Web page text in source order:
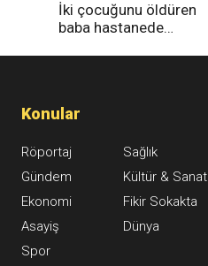
İki çocuğunu öldüren
baba hastanede
Konular
Röportaj
Gündem
Ekonomi
Asayiş
Spor
Sağlık
Kültür & Sanat
Fikir Sokakta
Dünya